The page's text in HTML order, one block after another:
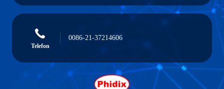
Telefon
0086-21-37214606